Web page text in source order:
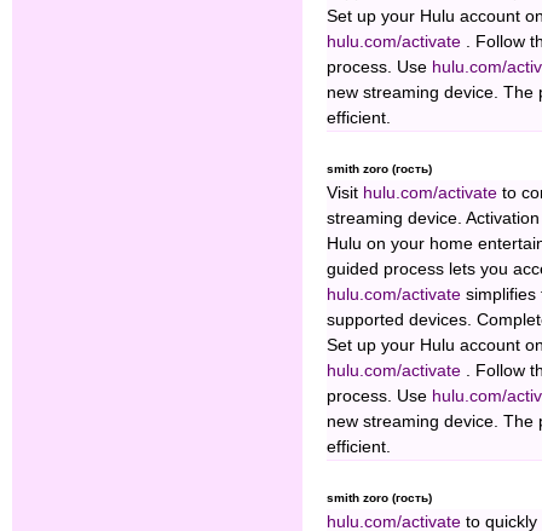
Set up your Hulu account
hulu.com/activate . Follow
process. Use hulu.com/
new streaming device. The
efficient.
smith zoro (гость)
Visit hulu.com/activate to
streaming device.
Hulu on your home
guided process lets you
hulu.com/activate simplifies
supported devices.
Set up your Hulu account
hulu.com/activate . Follow
process. Use hulu.com/
new streaming device. The
efficient.
smith zoro (гость)
hulu.com/activate to quickly